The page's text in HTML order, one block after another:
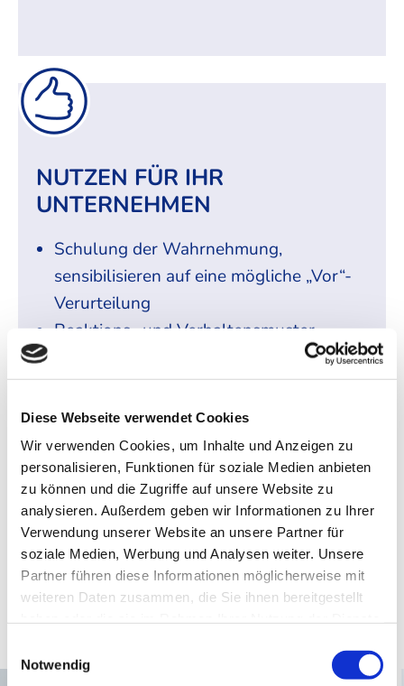
Diese Webseite verwendet Cookies
Wir verwenden Cookies, um Inhalte und Anzeigen zu
personalisieren, Funktionen für soziale Medien anbieten
zu können und die Zugriffe auf unsere Website zu
analysieren. Außerdem geben wir Informationen zu Ihrer
Verwendung unserer Website an unsere Partner für
soziale Medien, Werbung und Analysen weiter. Unsere
Partner führen diese Informationen möglicherweise mit
weiteren Daten zusammen, die Sie ihnen bereitgestellt
Notwendig
NUTZEN FÜR IHR
UNTERNEHMEN
Schulung der Wahrnehmung,
sensibilisieren auf eine mögliche „Vor“-
Verurteilung
Reaktions- und Verhaltensmuster
Durch Vorbildfunktion mittel- bis
langfristig das respektvolle und
wertschätzende Miteinander
unterstützen
Gerade in stressigen Situationen
Konflikten vorbeugend begegnen